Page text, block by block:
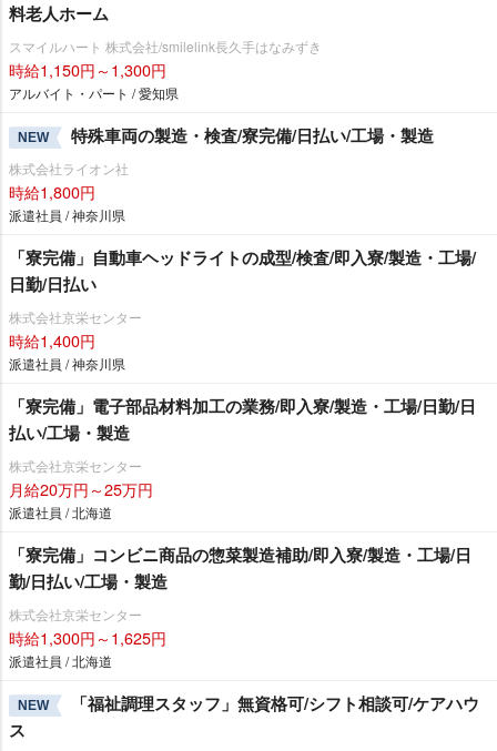
料老人ホーム
スマイルハート 株式会社/smilelink長久手はなみずき
時給1,150円～1,300円
アルバイト・パート / 愛知県
NEW 特殊車両の製造・検査/寮完備/日払い/工場・製造
株式会社ライオン社
時給1,800円
派遣社員 / 神奈川県
「寮完備」自動車ヘッドライトの成型/検査/即入寮/製造・工場/
日勤/日払い
株式会社京栄センター
時給1,400円
派遣社員 / 神奈川県
「寮完備」電子部品材料加工の業務/即入寮/製造・工場/日勤/日
払い/工場・製造
株式会社京栄センター
月給20万円～25万円
派遣社員 / 北海道
「寮完備」コンビニ商品の惣菜製造補助/即入寮/製造・工場/日
勤/日払い/工場・製造
株式会社京栄センター
時給1,300円～1,625円
派遣社員 / 北海道
NEW
「福祉調理スタッフ」無資格可/シフト相談可/ケアハウ
ス